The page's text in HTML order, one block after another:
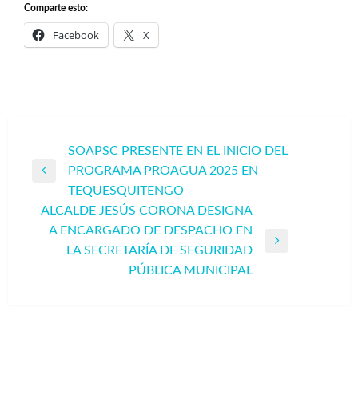
Comparte esto:
Facebook X
Navegación
de
entradas
SOAPSC PRESENTE EN EL INICIO DEL
PROGRAMA PROAGUA 2025 EN
TEQUESQUITENGO
Entrada
ALCALDE JESÚS CORONA DESIGNA
A ENCARGADO DE DESPACHO EN
LA SECRETARÍA DE SEGURIDAD
PÚBLICA MUNICIPAL